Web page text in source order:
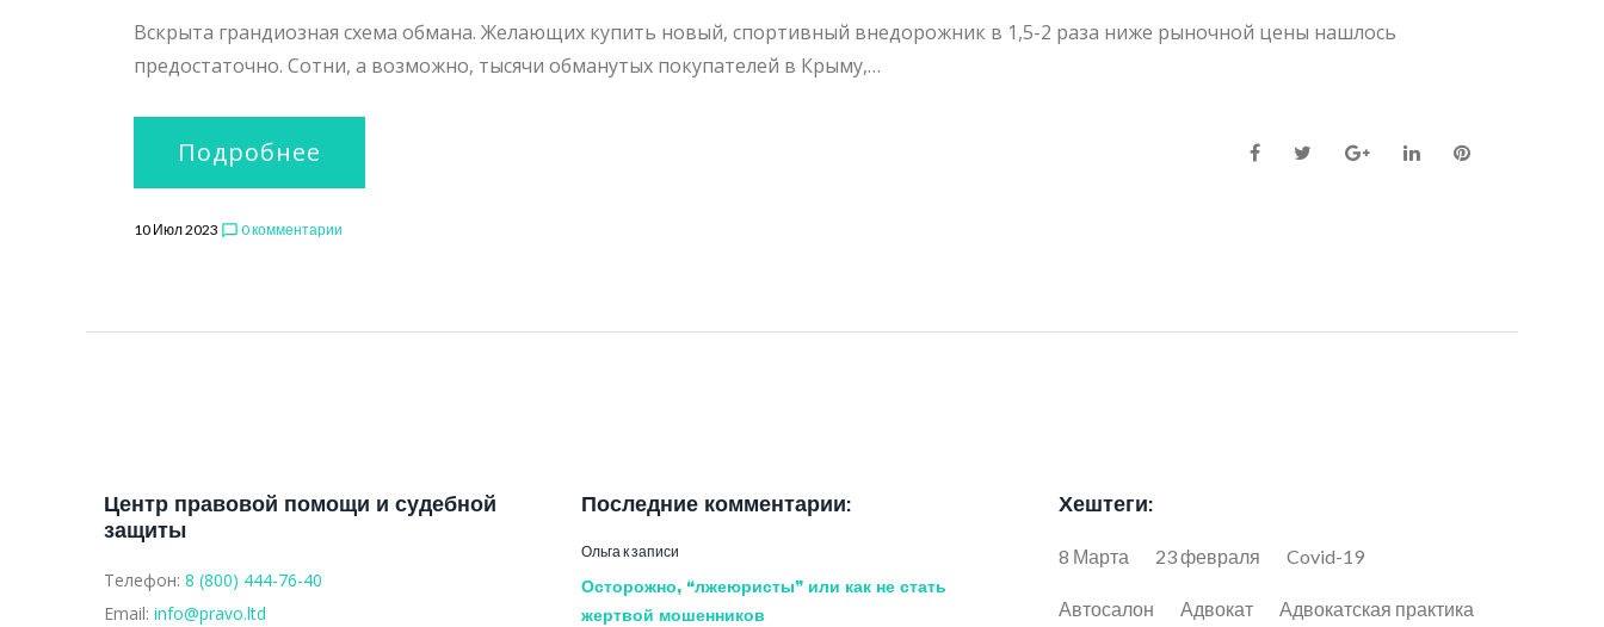
Вскрыта грандиозная схема обмана. Желающих купить новый, спортивный внедорожник в 1,5-2 раза ниже рыночной цены нашлось
предостаточно. Сотни, а возможно, тысячи обманутых покупателей в Крыму,…
Подробнее FacebookTwitter Google+LinkedIn
10 Июл 2023 chat_bubble_outline 0 комментарии
Центр правовой помощи и судебной
защиты
Телефон: 8 (800) 444-76-40
Email: info@pravo.ltd
Последние комментарии:
Ольгак записи
Осторожно, “лжеюристы” или как не стать
жертвой мошенников
Хештеги:
8 Марта 23 февраля Covid-19
Автосалон Адвокат Адвокатская практика